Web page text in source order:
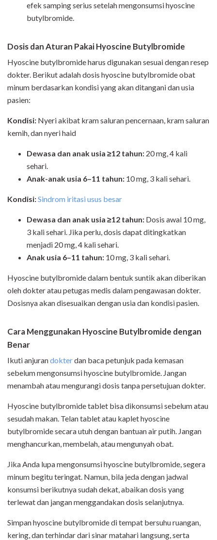
efek samping serius setelah mengonsumsi hyoscine
butylbromide.
Dosis dan Aturan PakaiHyoscine Butylbromide
Hyoscine butylbromide harus digunakan sesuai dengan resep
dokter. Berikut adalah dosis hyoscine butylbromide obat
minum berdasarkan kondisi yang akan ditangani dan usia
pasien:
Kondisi: Nyeri akibat kram saluran pencernaan, kram saluran
kemih, dan nyeri haid
Dewasa dan anak usia ≥12 tahun: 20 mg, 4 kali
sehari.
Anak-anak usia 6–11 tahun: 10 mg, 3 kali sehari.
Kondisi:Sindrom iritasi usus besar
Dewasa dan anak usia ≥12 tahun: Dosis awal 10 mg,
3 kali sehari. Jika perlu, dosis dapat ditingkatkan
menjadi 20 mg, 4 kali sehari.
Anak usia 6–11 tahun: 10 mg, 3 kali sehari.
Hyoscine butylbromide dalam bentuk suntik akan diberikan
oleh dokter atau petugas medis dalam pengawasan dokter.
Dosisnya akan disesuaikan dengan usia dan kondisi pasien.
CaraMenggunakan Hyoscine Butylbromide dengan
Benar
Ikuti anjurandokterdan baca petunjuk pada kemasan
sebelum mengonsumsi hyoscine butylbromide. Jangan
menambah atau mengurangi dosis tanpa persetujuan dokter.
Hyoscine butylbromide tablet bisa dikonsumsi sebelum atau
sesudah makan. Telan tablet atau kaplet hyoscine
butylbromide secara utuh dengan bantuan air putih. Jangan
menghancurkan, membelah, atau mengunyah obat.
Jika Anda lupa mengonsumsi hyoscine butylbromide, segera
minum begitu teringat. Namun, bila jeda dengan jadwal
konsumsi berikutnya sudah dekat, abaikan dosis yang
terlewat dan jangan menggandakan dosis selanjutnya.
Simpan hyoscine butylbromide di tempat bersuhu ruangan,
kering, dan terhindar dari sinar matahari langsung, serta